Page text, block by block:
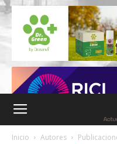
Inicio Autores